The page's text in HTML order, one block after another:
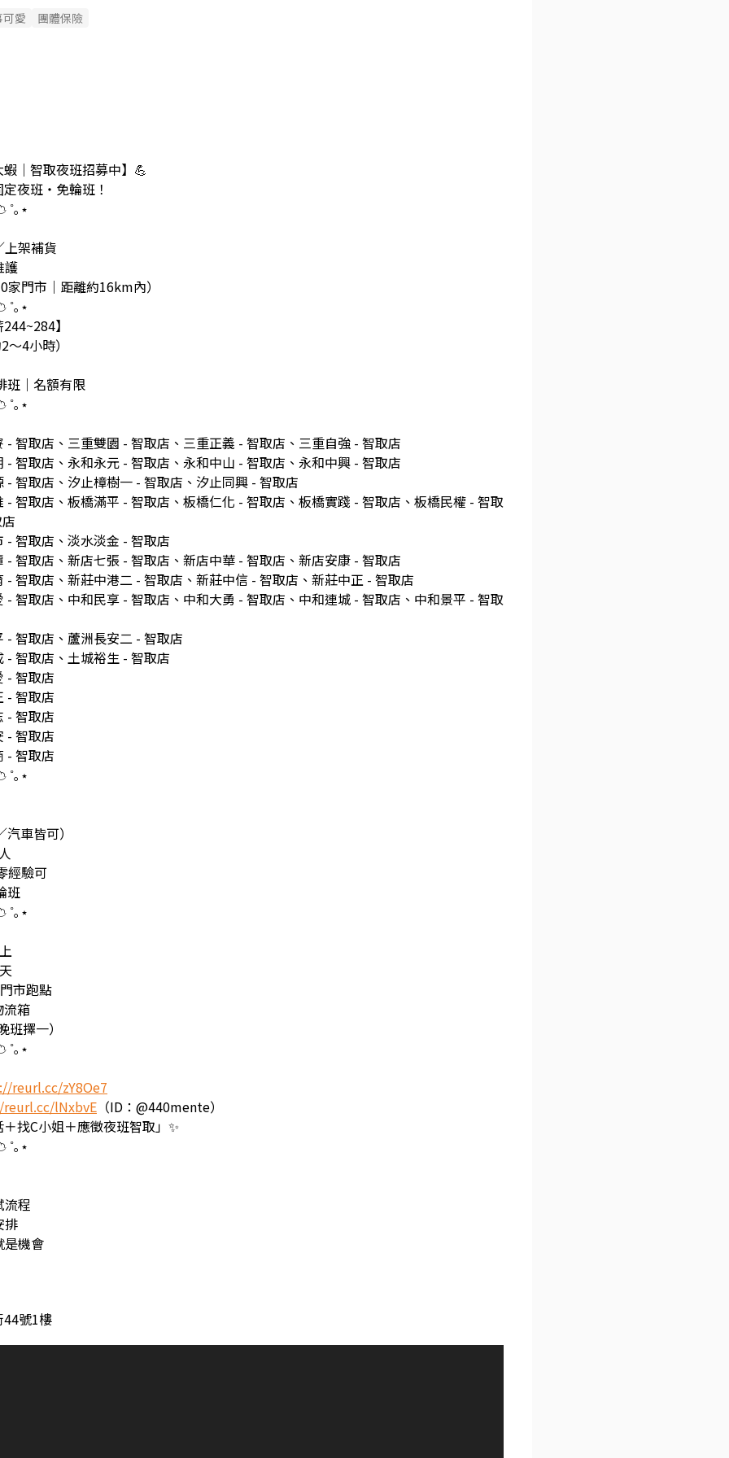
愛 團體保險
｜智取夜班招募中】💪
夜班・免輪班！
｡⋆
架補貨
護
門市｜距離約16km內）
｡⋆
】
4小時）
班｜名額有限
｡⋆
- 智取店、三重雙園 - 智取店、三重正義 - 智取店、三重自強 - 智取店
- 智取店、永和永元 - 智取店、永和中山 - 智取店、永和中興 - 智取店
- 智取店、汐止樟樹一 - 智取店、汐止同興 - 智取店
- 智取店、板橋滿平 - 智取店、板橋仁化 - 智取店、板橋實踐 - 智取店、板橋民權 - 智取
- 智取店、淡水淡金 - 智取店
- 智取店、新店七張 - 智取店、新店中華 - 智取店、新店安康 - 智取店
- 智取店、新莊中港二 - 智取店、新莊中信 - 智取店、新莊中正 - 智取店
- 智取店、中和民享 - 智取店、中和大勇 - 智取店、中和連城 - 智取店、中和景平 - 智取
- 智取店、蘆洲長安二 - 智取店
- 智取店、土城裕生 - 智取店
- 智取店
- 智取店
- 智取店
- 智取店
- 智取店
｡⋆
車皆可）
經驗可
班
｡⋆
市跑點
箱
擇一）
｡⋆
reurl.cc/zY8Oe7
lNxbvE （ID：@440mente）
找C小姐＋應徵夜班智取」✨
｡⋆
程
排
是機會
號1樓